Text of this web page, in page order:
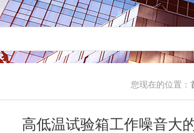
您现在的位置：
高低温试验箱工作噪音大